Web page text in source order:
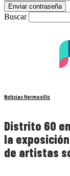
Buscar
Noticias Hermosillo
Distrito 60
la
de artistas